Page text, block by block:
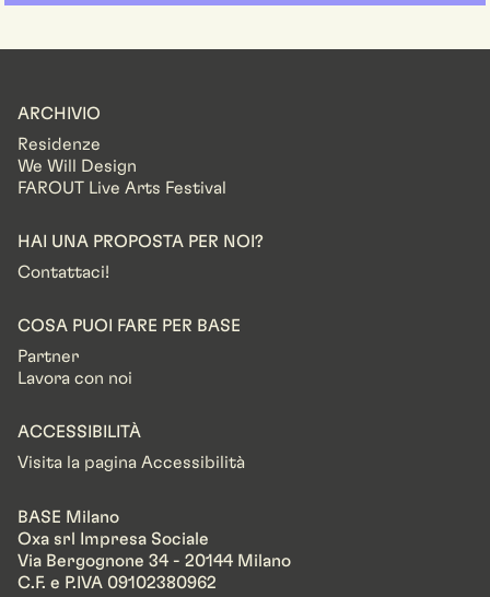
ARCHIVIO
Residenze
We Will Design
FAROUT Live Arts Festival
HAI UNA PROPOSTA PER NOI?
Contattaci!
COSA PUOI FARE PER BASE
Partner
Lavora con noi
ACCESSIBILITÀ
Visita la pagina Accessibilità
BASE Milano
Oxa srl Impresa Sociale
Via Bergognone 34 - 20144 Milano
C.F. e P.IVA 09102380962